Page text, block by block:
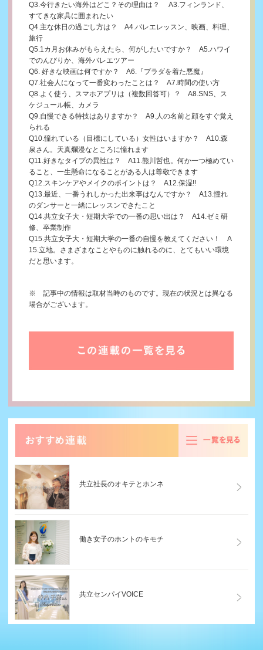
Q3.今行きたい海外はどこ？その理由は？ A3.フィンランド、
すてきな家具に囲まれたい
Q4.主な休日の過ごし方は？ A4.バレエレッスン、映画、料理、
旅行
Q5.1カ月お休みがもらえたら、何がしたいですか？ A5.ハワイ
でのんびりか、海外バレエツアー
Q6. 好きな映画は何ですか？ A6.『プラダを着た悪魔』
Q7.社会人になって一番変わったことは？ A7.時間の使い方
Q8.よく使う、スマホアプリは（複数回答可）？ A8.SNS、ス
ケジュール帳、カメラ
Q9.自慢できる特技はありますか？ A9.人の名前と顔をすぐ覚え
られる
Q10.憧れている（目標にしている）女性はいますか？ A10.森
泉さん。天真爛漫なところに憧れます
Q11.好きなタイプの異性は？ A11.熊川哲也。何か一つ極めてい
ること、一生懸命になることがある人は尊敬できます
Q12.スキンケアやメイクのポイントは？ A12.保湿!!
Q13.最近、一番うれしかった出来事はなんですか？ A13.憧れ
のダンサーと一緒にレッスンできたこと
Q14.共立女子大・短期大学での一番の思い出は？ A14.ゼミ研
修、卒業制作
Q15.共立女子大・短期大学の一番の自慢を教えてください！ A
15.立地。さまざまなことやものに触れるのに、とてもいい環境
だと思います。
※ 記事中の情報は取材当時のものです。現在の状況とは異なる
場合がございます。
共立社長のオキテとホンネ
働き女子のホントのキモチ
共立センパイVOICE